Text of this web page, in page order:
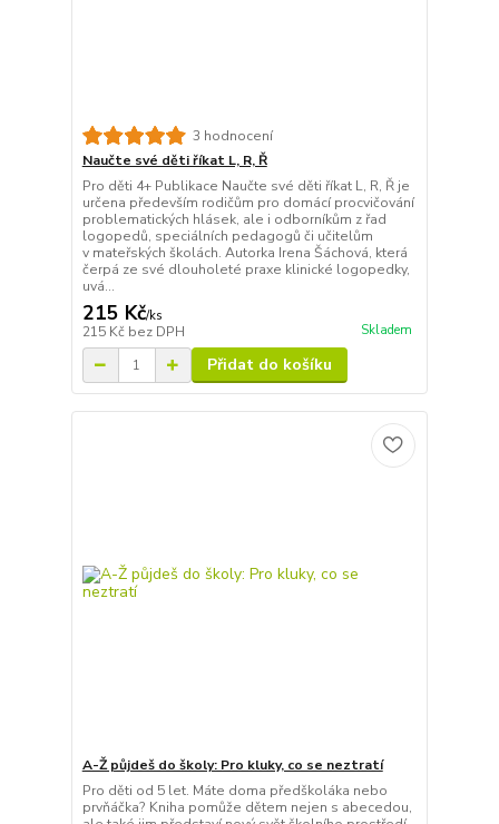
3 hodnocení
Naučte své děti říkat L, R, Ř
Pro děti 4+ Publikace Naučte své děti říkat L, R, Ř je
určena především rodičům pro domácí procvičování
problematických hlásek, ale i odborníkům z řad
logopedů, speciálních pedagogů či učitelům
v mateřských školách. Autorka Irena Šáchová, která
čerpá ze své dlouholeté praxe klinické logopedky,
uvá...
215 Kč/ks
215 Kč bez DPH Skladem
Přidat do košíku
A-Ž půjdeš do školy: Pro kluky, co se neztratí
Pro děti od 5 let. Máte doma předškoláka nebo
prvňáčka? Kniha pomůže dětem nejen s abecedou,